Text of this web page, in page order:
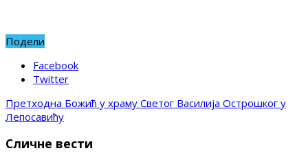
Подели
Facebook
Twitter
Претходна Божић у храму Светог Василија Острошког у
Лепосавићу
Сличне вести